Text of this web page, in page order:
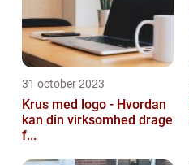
31 october 2023
Krus med logo - Hvordan
kan din virksomhed drage
f...